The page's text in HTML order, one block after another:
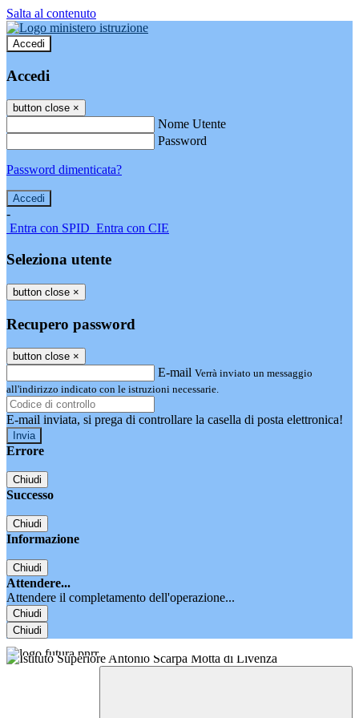
Salta al contenuto
Accedi
Accedi
button close ×
Nome Utente
Password
Password dimenticata?
-
Entra con SPID Entra con CIE
Seleziona utente
button close ×
Recupero password
button close ×
E-mail Verrà inviato un messaggio
all'indirizzo indicato con le istruzioni necessarie.
E-mail inviata, si prega di controllare la casella di posta elettronica!
Errore
Chiudi
Successo
Chiudi
Informazione
Chiudi
Attendere...
Attendere il completamento dell'operazione...
Chiudi
Chiudi